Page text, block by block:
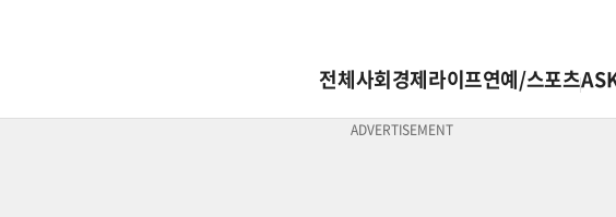
전체사회경제라이프연예/스포츠